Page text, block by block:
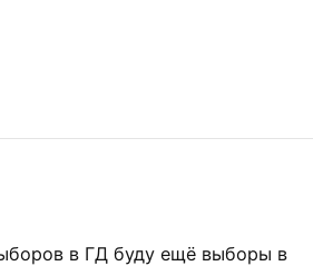
в ГД буду ещё выборы в